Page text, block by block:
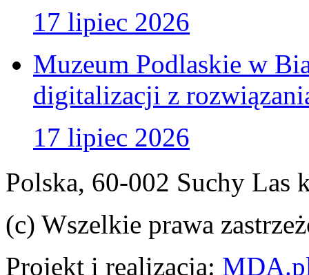
17 lipiec 2026
Muzeum Podlaskie w
digitalizacji z
17 lipiec 2026
Polska, 60-002 Suchy Las
(c) Wszelkie prawa
Projekt i realizacja: